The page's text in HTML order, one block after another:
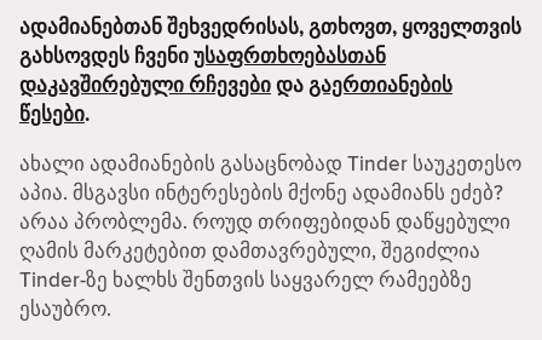
ადამიანებთან შეხვედრისას, გთხოვთ, ყოველთვის
გახსოვდეს ჩვენიუსაფრთხოებასთან
დაკავშირებული რჩევებიდაგაერთიანების
წესები.
ახალი ადამიანების გასაცნობად Tinder საუკეთესო
აპია. მსგავსი ინტერესების მქონე ადამიანს ეძებ?
არაა პრობლემა. როუდ თრიფებიდან დაწყებული
ღამის მარკეტებით დამთავრებული, შეგიძლია
Tinder-ზე ხალხს შენთვის საყვარელ რამეებზე
ესაუბრო.